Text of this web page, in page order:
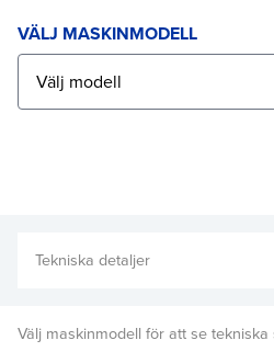
VÄLJ MASKINMODELL
Välj maskinmodell för att se